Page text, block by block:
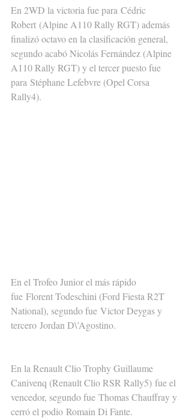
En 2WD la victoria fue para Cédric
Robert (Alpine A110 Rally RGT) además
finalizó octavo en la clasificación general,
segundo acabó Nicolás Fernández (Alpine
A110 Rally RGT) y el tercer puesto fue
para Stéphane Lefebvre (Opel Corsa
Rally4).
En el Trofeo Junior el más rápido
fue Florent Todeschini (Ford Fiesta R2T
National), segundo fue Victor Deygas y
tercero Jordan D\’Agostino.
En la Renault Clio Trophy Guillaume
Canivenq (Renault Clio RSR Rally5) fue el
vencedor, segundo fue Thomas Chauffray y
cerró el podio Romain Di Fante.